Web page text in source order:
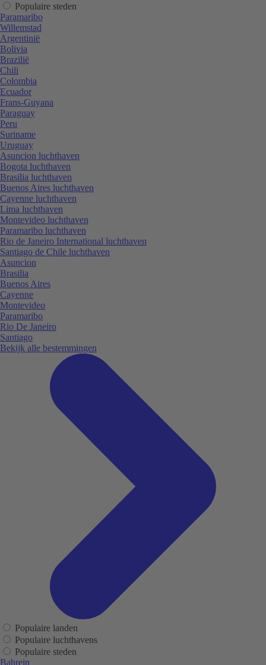
Populaire steden
Paramaribo
Willemstad
Argentinië
Bolivia
Brazilië
Chili
Colombia
Ecuador
Frans-Guyana
Paraguay
Peru
Suriname
Uruguay
Asuncion luchthaven
Bogota luchthaven
Brasilia luchthaven
Buenos Aires luchthaven
Cayenne luchthaven
Lima luchthaven
Montevideo luchthaven
Paramaribo luchthaven
Rio de Janeiro International luchthaven
Santiago de Chile luchthaven
Asuncion
Brasilia
Buenos Aires
Cayenne
Montevideo
Paramaribo
Rio De Janeiro
Santiago
Bekijk alle bestemmingen
Populaire landen
Populaire luchthavens
Populaire steden
Bahrein